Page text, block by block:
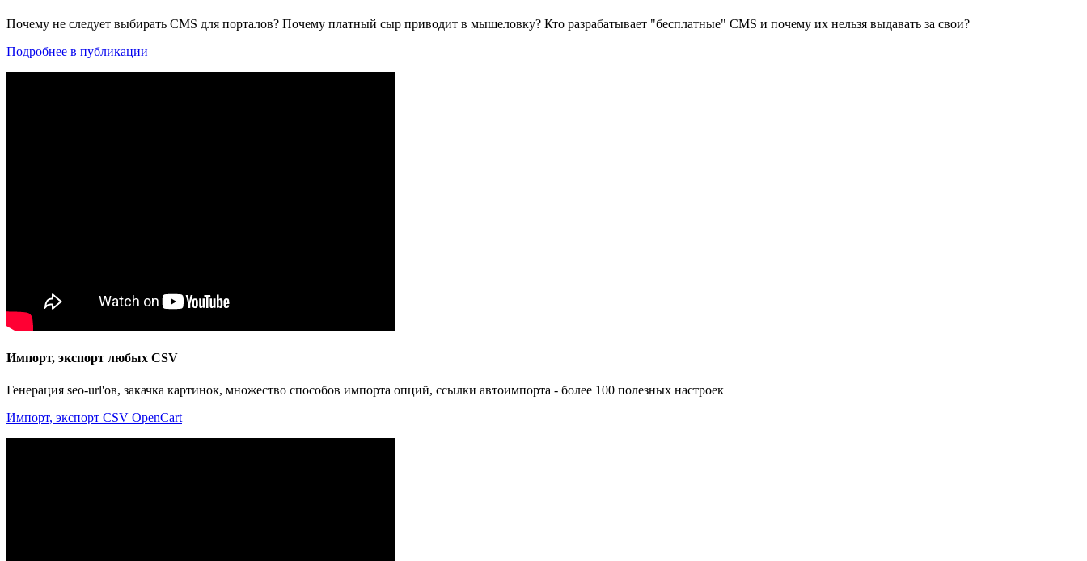
Почему не следует выбирать CMS для порталов? Почему платный сыр приводит в мышеловку? Кто разрабатывает "бесплатные" CMS и почему их нельзя выдавать за свои?
Подробнее в публикации
Импорт, экспорт любых CSV
Генерация seo-url'ов, закачка картинок, множество способов импорта опций, ссылки автоимпорта - более 100 полезных настроек
Импорт, экспорт CSV OpenCart